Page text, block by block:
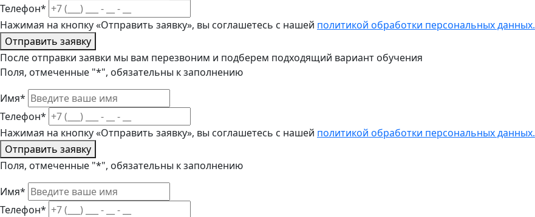
Телефон*
Нажимая на кнопку «Отправить заявку», вы соглашетесь с нашей политикой обработки персональных данных.
Отправить заявку
После отправки заявки мы вам перезвоним и подберем подходящий вариант обучения
Поля, отмеченные "*", обязательны к заполнению
Имя*
Телефон*
Нажимая на кнопку «Отправить заявку», вы соглашетесь с нашей политикой обработки персональных данных.
Отправить заявку
Поля, отмеченные "*", обязательны к заполнению
Имя*
Телефон*